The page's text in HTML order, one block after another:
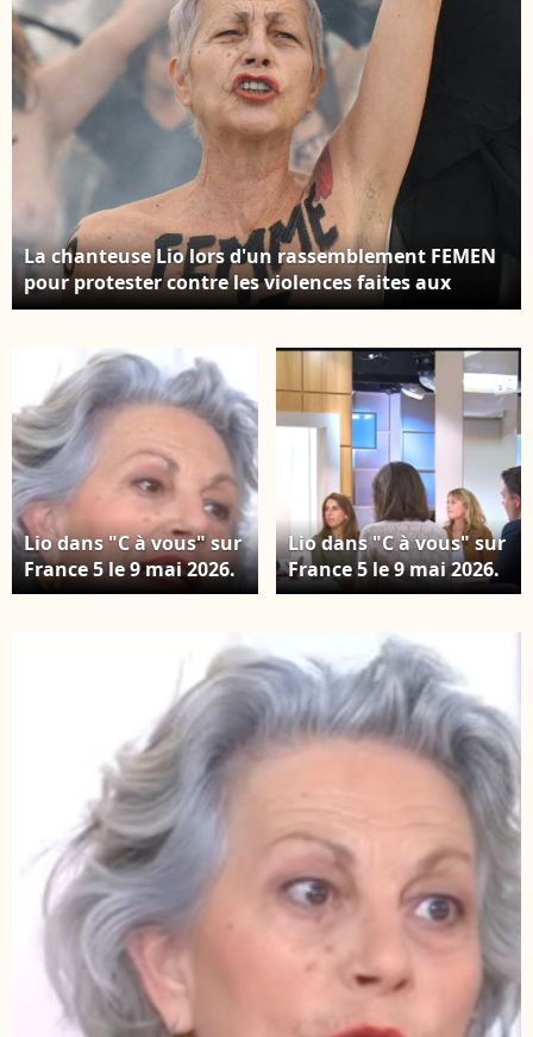
La chanteuse Lio lors d'un rassemblement FEMEN
pour protester contre les violences faites aux
femmes devant le musée du Louvre, à Paris,
Poitout/ABACAPRESS.COM
Lio dans "C à vous" sur
France 5 le 9 mai 2026.
Lio dans "C à vous" sur
France 5 le 9 mai 2026.